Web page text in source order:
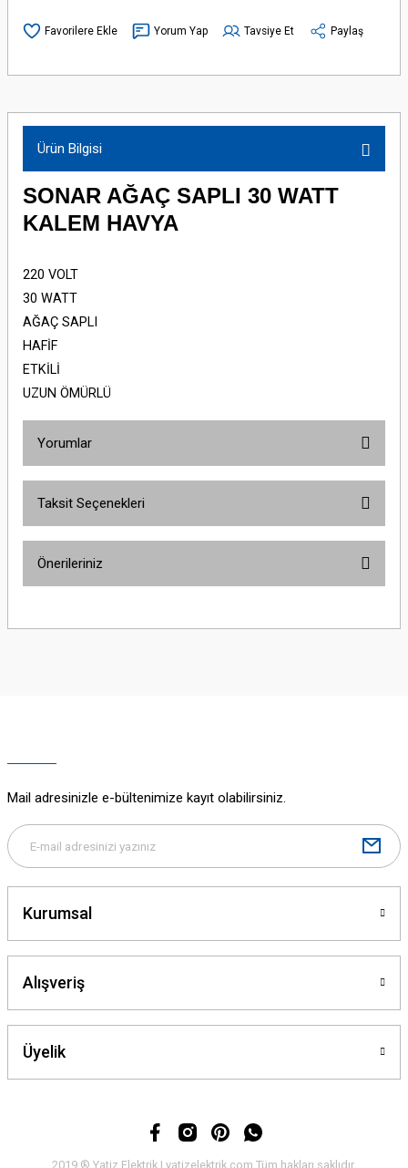
Yorum Yap Tavsiye Et Paylaş
Ürün Bilgisi
SONAR AĞAÇ SAPLI 30 WATT
KALEM HAVYA
220 VOLT
30 WATT
AĞAÇ SAPLI
HAFİF
ETKİLİ
UZUN ÖMÜRLÜ
Yorumlar
Taksit Seçenekleri
Önerileriniz
yetersiz gördüğünüz noktaları öneri formunu kullanarak tarafımıza
Bu ürüne benzer farklı alternatifler olmalı.
Mail adresinizle e-bültenimize kayıt olabilirsiniz.
Kurumsal
Alışveriş
Üyelik
2019 ® Yatiz Elektrik | yatizelektrik.com Tüm hakları saklıdır.